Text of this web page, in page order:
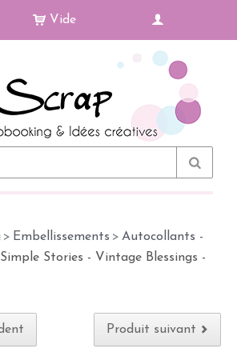
Vide
> Embellissements > Autocollants -
Stories - Vintage Blessings -
Produit suivant